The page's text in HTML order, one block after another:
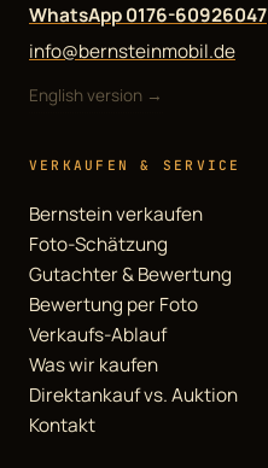
WhatsApp 0176-60926047
info@bernsteinmobil.de
English version →
VERKAUFEN & SERVICE
Bernstein verkaufen
Foto-Schätzung
Gutachter & Bewertung
Bewertung per Foto
Verkaufs-Ablauf
Was wir kaufen
Direktankauf vs. Auktion
Kontakt